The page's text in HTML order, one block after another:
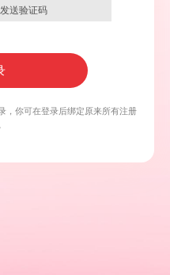
送验证码
，你可在登录后绑定原来所有注册